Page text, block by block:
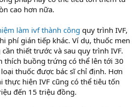
cao hơn nữa.
làm ivf thành công quy trình IVF,
phí gián tiếp khác. Ví dụ, thuốc men
thiết trước và sau quy trình IVF.
thích buồng trứng có thể lên tới 30
thuốc được bác sĩ chỉ định. Hơn
hiện IVF cũng có thể tiêu tốn
đến 15 triệu đồng.